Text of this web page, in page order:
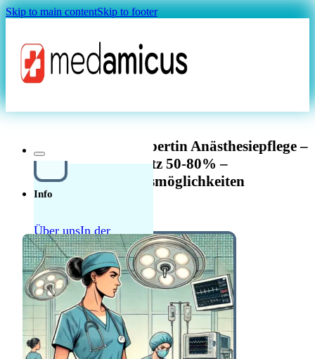
Skip to main contentSkip to footer
MAGAZIN
Magazin
Quellensteuer Lohnrechner
Info
Über unsIn der
Schweiz in der Pflege
arbeitenRatgeber
KrankenkasseLeitfaden
Start in der Schweiz
Anerkennung
Pflegeexperte/Pflegeexpertin Anästhesiepflege –
Davos Platz 50-80% –
Fortbildungsmöglichkeiten